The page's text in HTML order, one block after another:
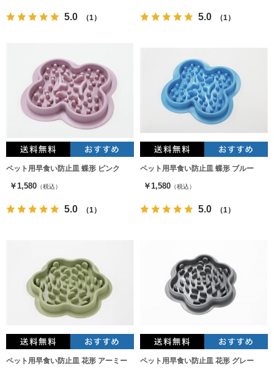
5.0 （1） 5.0 （1）
ペット用早食い防止皿 蝶形 ピンク
￥1,580 （税込）
5.0 （1）
ペット用早食い防止皿 蝶形 ブルー
￥1,580 （税込）
5.0 （1）
ペット用早食い防止皿 花形 アーミー ペット用早食い防止皿 花形 グレー